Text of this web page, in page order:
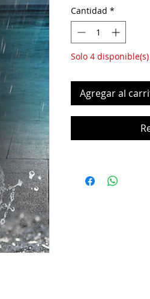
Cantidad *
Solo 4 disponible(s)
Agregar al